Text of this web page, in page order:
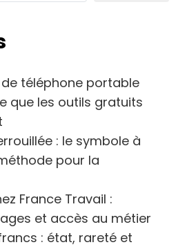
téléphone portable
que les outils gratuits
: le symbole à
pour la
France Travail :
et accès au métier
: état, rareté et